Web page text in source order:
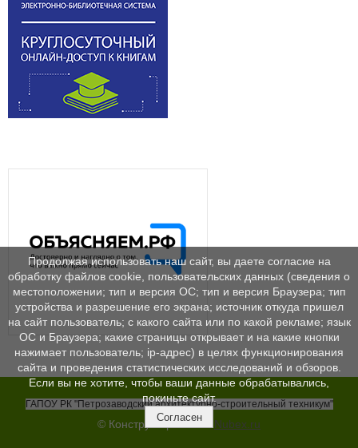
ГАПОУ РК "Петрозаводский архитектурно-строительный техникум"
© Конструктор сайтовNubex.ru
Продолжая использовать наш сайт, вы даете согласие на
обработку файлов cookie, пользовательских данных (сведения о
местоположении; тип и версия ОС; тип и версия Браузера; тип
устройства и разрешение его экрана; источник откуда пришел
на сайт пользователь; с какого сайта или по какой рекламе; язык
ОС и Браузера; какие страницы открывает и на какие кнопки
нажимает пользователь; ip-адрес) в целях функционирования
сайта и проведения статистических исследований и обзоров.
Если вы не хотите, чтобы ваши данные обрабатывались,
покиньте сайт.
Согласен